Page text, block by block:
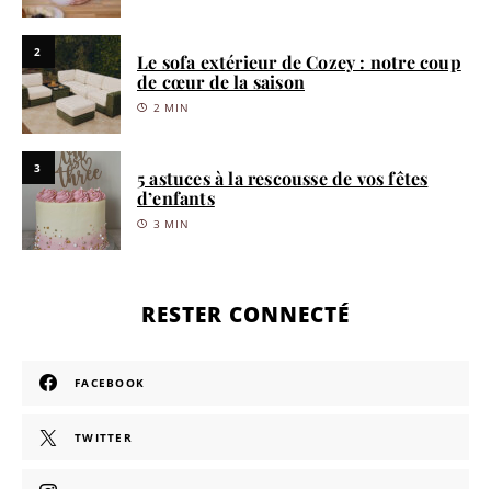
2
Le sofa extérieur de Cozey : notre coup
de cœur de la saison
2 MIN
3
5 astuces à la rescousse de vos fêtes
d’enfants
3 MIN
RESTER CONNECTÉ
FACEBOOK
TWITTER